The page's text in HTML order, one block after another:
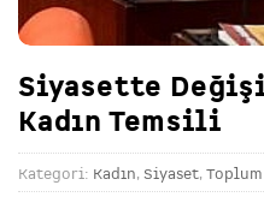
Siyasette
Kadın Temsili
Kategori: Kadın, Siyaset, Toplum